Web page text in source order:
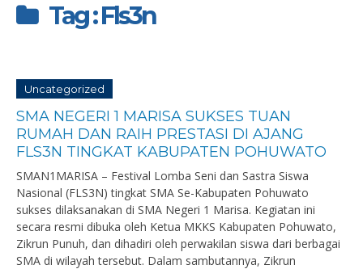
Tag : Fls3n
Uncategorized
SMA NEGERI 1 MARISA SUKSES TUAN
RUMAH DAN RAIH PRESTASI DI AJANG
FLS3N TINGKAT KABUPATEN POHUWATO
SMAN1MARISA – Festival Lomba Seni dan Sastra Siswa
Nasional (FLS3N) tingkat SMA Se-Kabupaten Pohuwato
sukses dilaksanakan di SMA Negeri 1 Marisa. Kegiatan ini
secara resmi dibuka oleh Ketua MKKS Kabupaten Pohuwato,
Zikrun Punuh, dan dihadiri oleh perwakilan siswa dari berbagai
SMA di wilayah tersebut. Dalam sambutannya, Zikrun